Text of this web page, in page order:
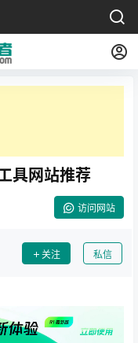
具网站推荐
访问网站
关注 私信